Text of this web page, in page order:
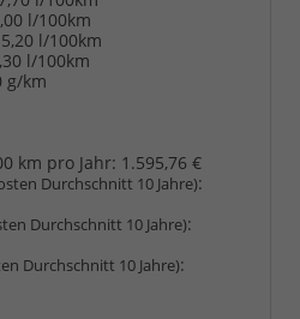
l/100km
5,20 l/100km
l/100km
g/km
km pro Jahr: 1.595,76 €
Durchschnitt 10 Jahre):
Durchschnitt 10 Jahre):
Durchschnitt 10 Jahre):